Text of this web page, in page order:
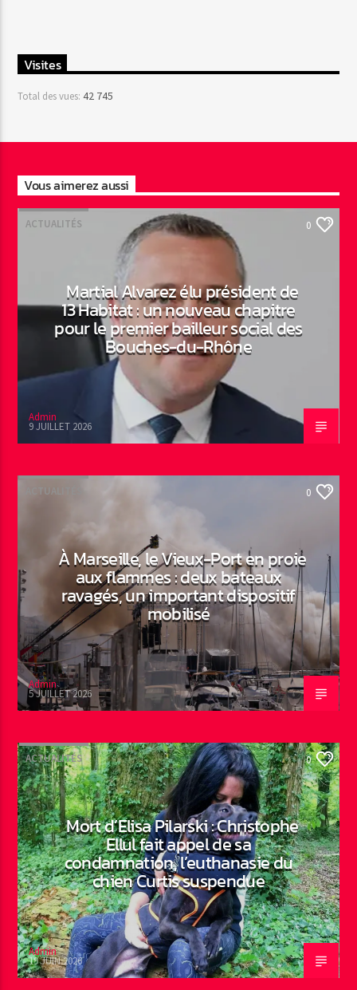
Visites
Total des vues:42 745
Vous aimerez aussi
ACTUALITÉS 0
Martial Alvarez élu président de
13 Habitat : un nouveau chapitre
pour le premier bailleur social des
Bouches-du-Rhône
Admin
9 JUILLET 2026
ACTUALITÉS 0
À Marseille, le Vieux-Port en proie
aux flammes : deux bateaux
ravagés, un important dispositif
mobilisé
Admin
5 JUILLET 2026
ACTUALITÉS 0
Mort d’Elisa Pilarski : Christophe
Ellul fait appel de sa
condamnation, l’euthanasie du
chien Curtis suspendue
Admin
19 JUIN 2026